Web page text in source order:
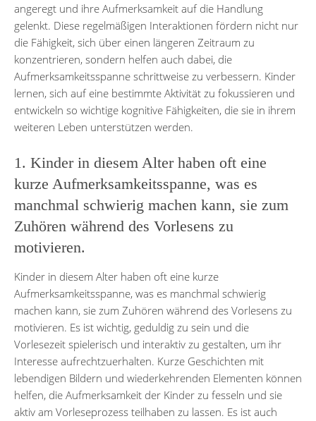
angeregt und ihre Aufmerksamkeit auf die Handlung
gelenkt. Diese regelmäßigen Interaktionen fördern nicht nur
die Fähigkeit, sich über einen längeren Zeitraum zu
konzentrieren, sondern helfen auch dabei, die
Aufmerksamkeitsspanne schrittweise zu verbessern. Kinder
lernen, sich auf eine bestimmte Aktivität zu fokussieren und
entwickeln so wichtige kognitive Fähigkeiten, die sie in ihrem
weiteren Leben unterstützen werden.
1. Kinder in diesem Alter haben oft eine
kurze Aufmerksamkeitsspanne, was es
manchmal schwierig machen kann, sie zum
Zuhören während des Vorlesens zu
motivieren.
Kinder in diesem Alter haben oft eine kurze
Aufmerksamkeitsspanne, was es manchmal schwierig
machen kann, sie zum Zuhören während des Vorlesens zu
motivieren. Es ist wichtig, geduldig zu sein und die
Vorlesezeit spielerisch und interaktiv zu gestalten, um ihr
Interesse aufrechtzuerhalten. Kurze Geschichten mit
lebendigen Bildern und wiederkehrenden Elementen können
helfen, die Aufmerksamkeit der Kinder zu fesseln und sie
aktiv am Vorleseprozess teilhaben zu lassen. Es ist auch